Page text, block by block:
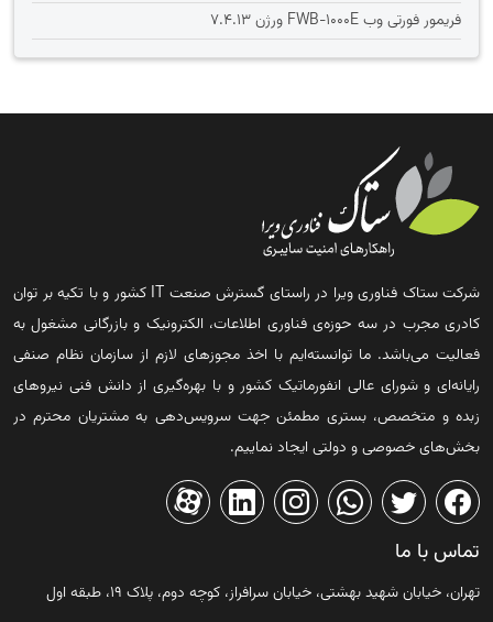
فریمور فورتی وب FWB-1000E ورژن 7.4.13
شرکت ستاک فناوری ویرا در راستای گسترش صنعت IT کشور و با تکیه بر توان
کادری مجرب در سه حوزه‌ی فناوری اطلاعات، الکترونیک و بازرگانی مشغول به
فعالیت می‌باشد. ما توانسته‌ایم با اخذ مجوزهای لازم از سازمان نظام صنفی
رایانه‌ای و شورای عالی انفورماتیک کشور و با بهره‌گیری از دانش فنی نیروهای
زبده و متخصص، بستری مطمئن جهت سرویس‌دهی به مشتریان محترم در
بخش‌های خصوصی و دولتی ایجاد نماییم.
تماس با ما
تهران، خیابان شهید بهشتی، خیابان سرافراز، کوچه دوم، پلاک ۱۹، طبقه اول